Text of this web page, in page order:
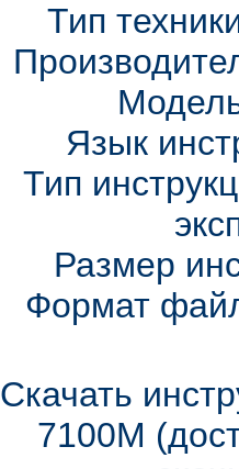
Тип
Язык
Тип
Размер
Формат
Скачать
7100M